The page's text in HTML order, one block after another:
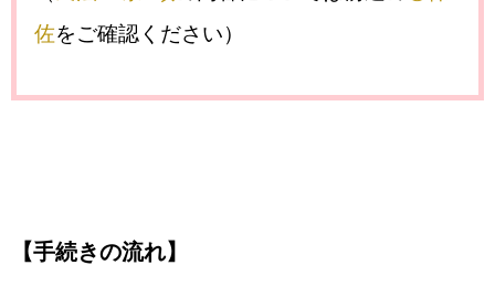
佐をご確認ください）
【手続きの流れ】